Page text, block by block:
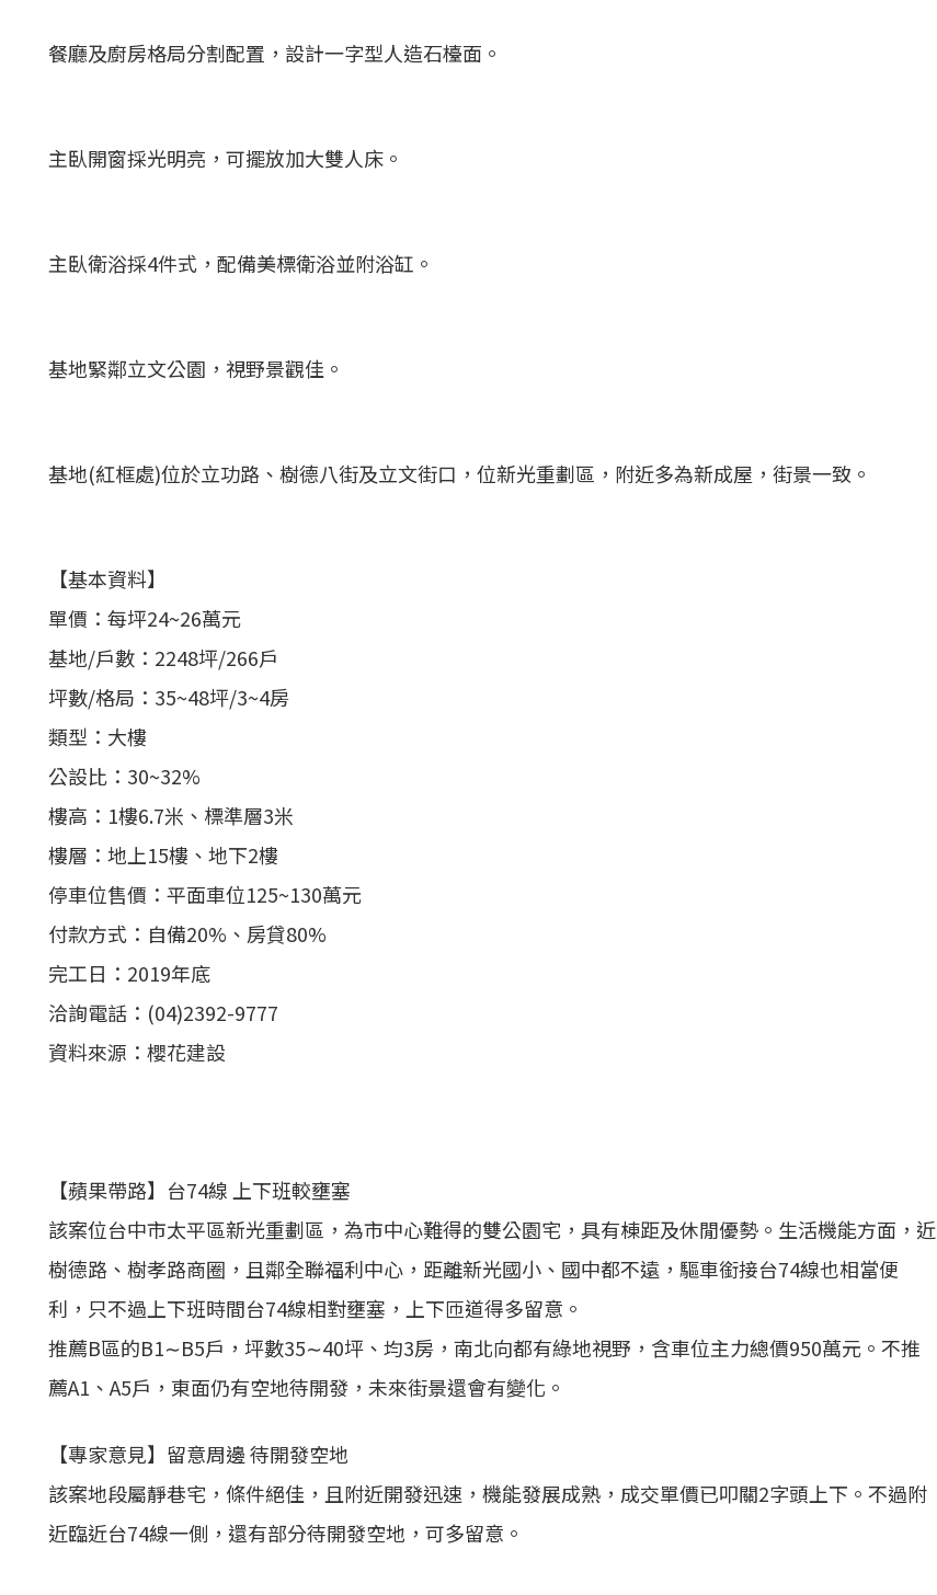
餐廳及廚房格局分割配置，設計一字型人造石檯面。
主臥開窗採光明亮，可擺放加大雙人床。
主臥衛浴採4件式，配備美標衛浴並附浴缸。
基地緊鄰立文公園，視野景觀佳。
基地(紅框處)位於立功路、樹德八街及立文街口，位新光重劃區，附近多為新成屋，街景一致。
【基本資料】
單價：每坪24~26萬元
基地/戶數：2248坪/266戶
坪數/格局：35~48坪/3~4房
類型：大樓
公設比：30~32%
樓高：1樓6.7米、標準層3米
樓層：地上15樓、地下2樓
停車位售價：平面車位125~130萬元
付款方式：自備20%、房貸80%
完工日：2019年底
洽詢電話：(04)2392-9777
資料來源：櫻花建設
【蘋果帶路】台74線 上下班較壅塞
該案位台中市太平區新光重劃區，為市中心難得的雙公園宅，具有棟距及休閒優勢。生活機能方面，近
樹德路、樹孝路商圈，且鄰全聯福利中心，距離新光國小、國中都不遠，驅車銜接台74線也相當便
利，只不過上下班時間台74線相對壅塞，上下匝道得多留意。
推薦B區的B1∼B5戶，坪數35∼40坪、均3房，南北向都有綠地視野，含車位主力總價950萬元。不推
薦A1、A5戶，東面仍有空地待開發，未來街景還會有變化。
【專家意見】留意周邊 待開發空地
該案地段屬靜巷宅，條件絕佳，且附近開發迅速，機能發展成熟，成交單價已叩關2字頭上下。不過附
近臨近台74線一側，還有部分待開發空地，可多留意。